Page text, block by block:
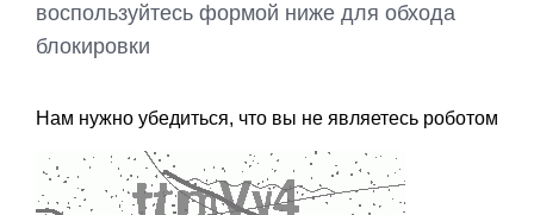
воспользуйтесь формой ниже для обхода
блокировки
Нам нужно убедиться, что вы не являетесь роботом